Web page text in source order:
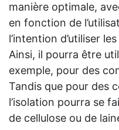
manière optimale,
en fonction de
l’intention d’utiliser
Ainsi, il pourra être
exemple, pour des
Tandis que pour des
l’isolation pourra se
de cellulose ou de